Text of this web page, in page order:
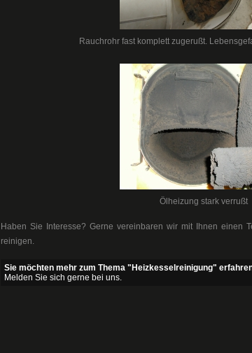
Rauchrohr fast komplett zugerußt.
Ölheizung stark verrußt
Haben Sie Interesse? Gerne vereinbaren wir mit Ihnen einen
reinigen.
Sie möchten mehr zum Thema "Heizkesselreinigung"
Melden Sie sich gerne bei uns.